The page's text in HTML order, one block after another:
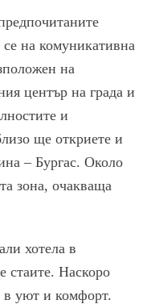
на комуникативна
на
център на града и
и
ще откриете и
– Бургас. Около
зона, очакваща
хотела в
стаите. Наскоро
в уют и комфорт.